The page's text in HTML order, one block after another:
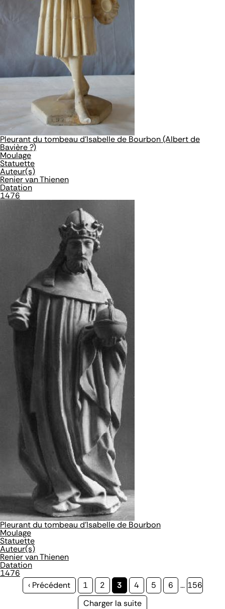
Pleurant du tombeau d'Isabelle de Bourbon (Albert de
Bavière ?)
Moulage
Statuette
Auteur(s)
Renier van Thienen
Datation
1476
Pleurant du tombeau d'Isabelle de Bourbon
Moulage
Statuette
Auteur(s)
Renier van Thienen
Datation
1476
Page
‹ Précédent Page
1 Page
2
Page
courante
3 Page
4 Page
5 Page
6 … Page
156
Page
Charger la suite